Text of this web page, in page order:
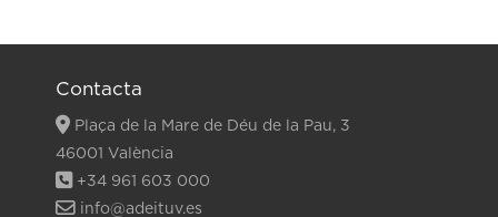
Contacta
Plaça de la Mare de Déu de la Pau, 3
46001 València
+34 961 603 000
info@adeituv.es